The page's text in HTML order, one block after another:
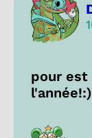
pour est
l'année!:)